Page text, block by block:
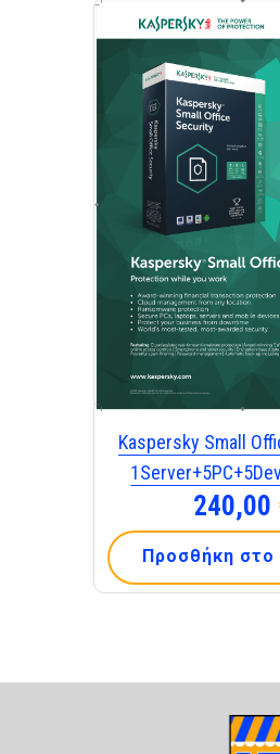
Kaspersky Small
240,00
Προσθήκη στο